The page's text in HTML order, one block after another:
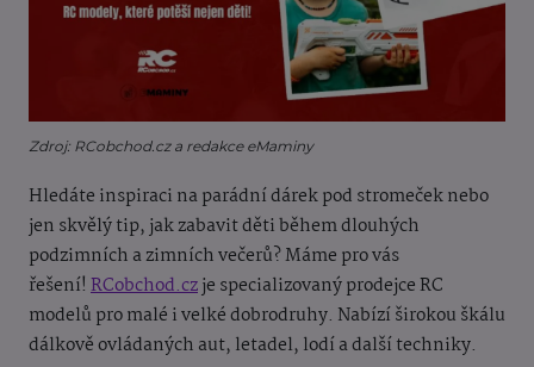
Zdroj: RCobchod.cz a redakce eMaminy
Hledáte inspiraci na parádní dárek pod stromeček nebo
jen skvělý tip, jak zabavit děti během dlouhých
podzimních a zimních večerů? Máme pro vás
řešení! RCobchod.czje specializovaný prodejce RC
modelů pro malé i velké dobrodruhy. Nabízí širokou škálu
dálkově ovládaných aut, letadel, lodí a další techniky.